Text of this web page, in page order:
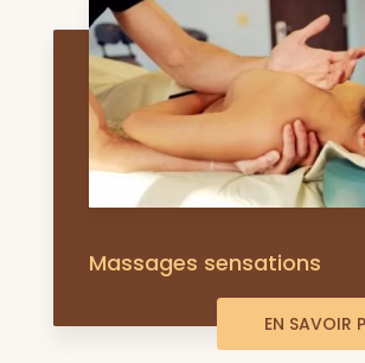
Massages sensations
EN SAVOIR